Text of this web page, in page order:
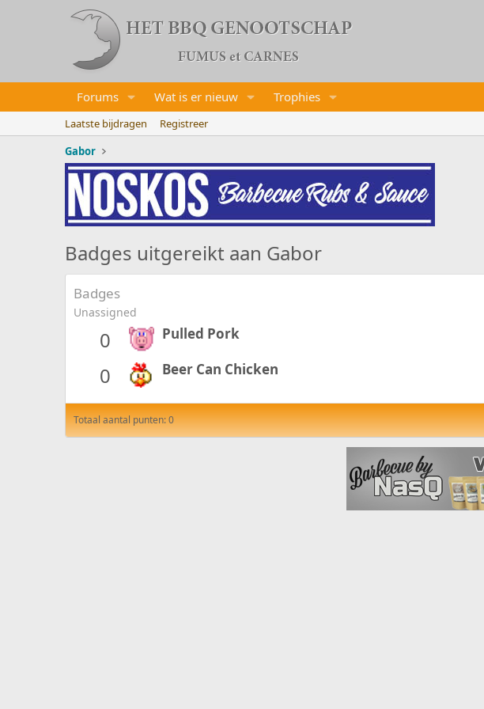
Forums Wat is er nieuw Trophies
Laatste bijdragen
Registreer
Gabor
Badges uitgereikt aan Gabor
Badges
Unassigned
0 Pulled Pork
0 Beer Can Chicken
Totaal aantal punten: 0